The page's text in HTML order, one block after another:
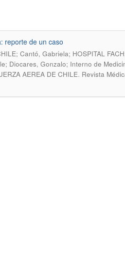
reporte de un caso
Cantó, Gabriela; HOSPITAL
Diocares, Gonzalo; Interno de
AEREA DE CHILE. Revista